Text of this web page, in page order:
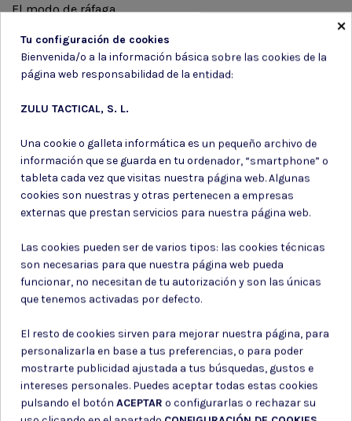
El modo de ráfaga
Los avisos de bajo nivel de batería
La protección de la batería
El retraso ente disparos (sniper delay)
Suscríbete a nuestro boletín
Puede darse de baja en cualquier momento. Para ello, consulte nuestra
información de contacto en el aviso legal.
Consiento el uso de mis datos para los fines indicados en la
Consiento el uso de mis datos personales para recibir publicidad
de su entidad.
×
Tu configuración de cookies
Bienvenida/o a la información básica sobre las cookies de la
página web responsabilidad de la entidad:
ZULU TACTICAL, S. L.
Una cookie o galleta informática es un pequeño archivo de
información que se guarda en tu ordenador, “smartphone” o
tableta cada vez que visitas nuestra página web. Algunas
cookies son nuestras y otras pertenecen a empresas
externas que prestan servicios para nuestra página web.
Las cookies pueden ser de varios tipos: las cookies técnicas
son necesarias para que nuestra página web pueda
funcionar, no necesitan de tu autorización y son las únicas
que tenemos activadas por defecto.
El resto de cookies sirven para mejorar nuestra página, para
personalizarla en base a tus preferencias, o para poder
mostrarte publicidad ajustada a tus búsquedas, gustos e
intereses personales. Puedes aceptar todas estas cookies
pulsando el botón ACEPTAR o configurarlas o rechazar su